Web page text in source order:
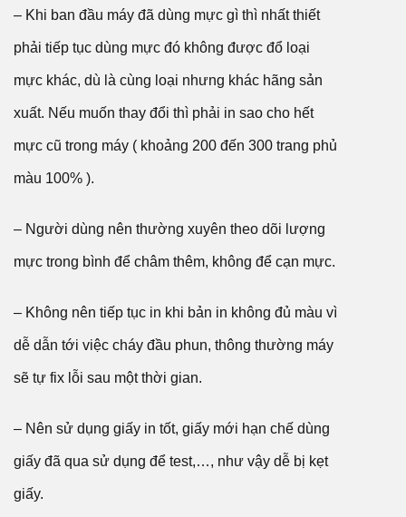
– Khi ban đầu máy đã dùng mực gì thì nhất thiết
phải tiếp tục dùng mực đó không được đổ loại
mực khác, dù là cùng loại nhưng khác hãng sản
xuất. Nếu muốn thay đổi thì phải in sao cho hết
mực cũ trong máy ( khoảng 200 đến 300 trang phủ
màu 100% ).
– Người dùng nên thường xuyên theo dõi lượng
mực trong bình để châm thêm, không để cạn mực.
– Không nên tiếp tục in khi bản in không đủ màu vì
dễ dẫn tới việc cháy đầu phun, thông thường máy
sẽ tự fix lỗi sau một thời gian.
– Nên sử dụng giấy in tốt, giấy mới hạn chế dùng
giấy đã qua sử dụng để test,…, như vậy dễ bị kẹt
giấy.